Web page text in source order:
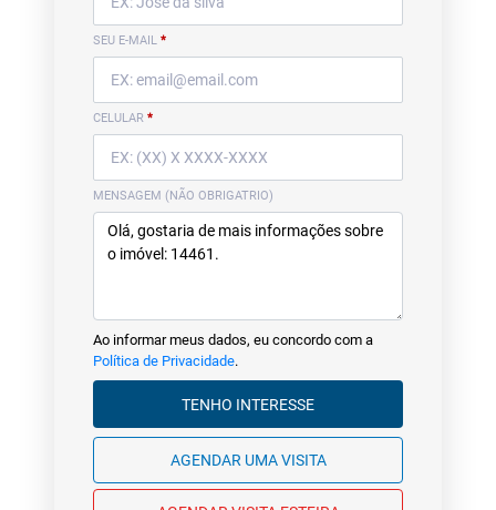
SEU E-MAIL *
CELULAR *
MENSAGEM (NÃO OBRIGATRIO)
Ao informar meus dados, eu concordo com a
Política de Privacidade.
TENHO INTERESSE
AGENDAR UMA VISITA